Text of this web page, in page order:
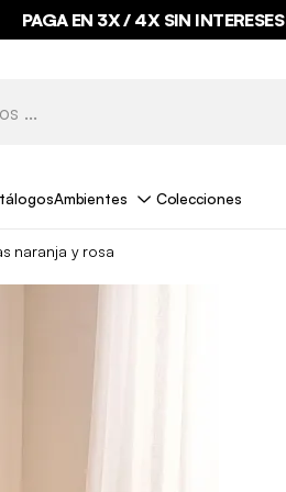
PAGA EN 3X / 4X SIN INTERESES
Ambientes Colecciones
naranja y rosa